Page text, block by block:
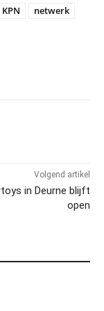
KPN netwerk
Volgend artikel
in Deurne blijft
open